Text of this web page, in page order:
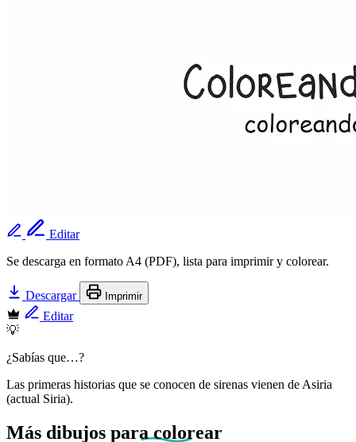
Editar
Se descarga en formato A4 (PDF), lista para imprimir y colorear.
Descargar Imprimir
Editar
💡
¿Sabías que…?
Las primeras historias que se conocen de sirenas vienen de Asiria
(actual Siria).
Más dibujos para colorear